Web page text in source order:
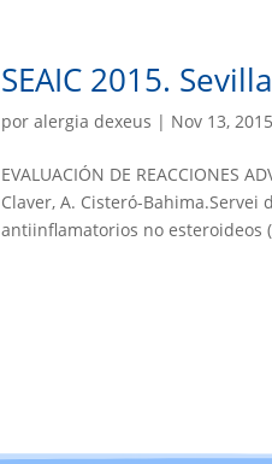
SEAIC 2015. Sevilla
poralergia dexeus | Nov 13, 2015
EVALUACIÓN DE REACCIONES
Claver, A. Cisteró-
antiinflamatorios no esteroideos